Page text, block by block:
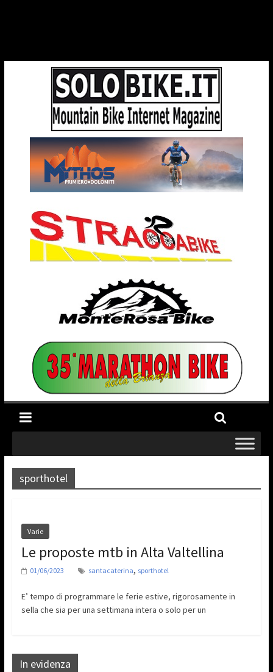
sporthotel
Varie
Le proposte mtb in Alta Valtellina
01/06/2023 santacaterina, sporthotel
E’ tempo di programmare le ferie estive, rigorosamente in
sella che sia per una settimana intera o solo per un
In evidenza